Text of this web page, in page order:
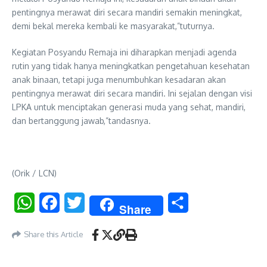
pentingnya merawat diri secara mandiri semakin meningkat,
demi bekal mereka kembali ke masyarakat,”tuturnya.
Kegiatan Posyandu Remaja ini diharapkan menjadi agenda
rutin yang tidak hanya meningkatkan pengetahuan kesehatan
anak binaan, tetapi juga menumbuhkan kesadaran akan
pentingnya merawat diri secara mandiri. Ini sejalan dengan visi
LPKA untuk menciptakan generasi muda yang sehat, mandiri,
dan bertanggung jawab,”tandasnya.
(Orik / LCN)
WhatsAppFacebookTwitter Share
Share this Article